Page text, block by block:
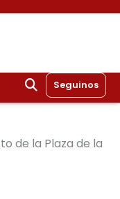
Seguinos
de la Plaza de la